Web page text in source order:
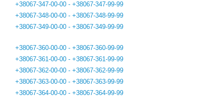
+38067-347-00-00 - +38067-347-99-99
+38067-348-00-00 - +38067-348-99-99
+38067-349-00-00 - +38067-349-99-99
+38067-360-00-00 - +38067-360-99-99
+38067-361-00-00 - +38067-361-99-99
+38067-362-00-00 - +38067-362-99-99
+38067-363-00-00 - +38067-363-99-99
+38067-364-00-00 - +38067-364-99-99